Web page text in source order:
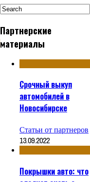
Партнерские
материалы
Срочный выкуп
автомобилей в
Новосибирске
Статьи от партнеров
13.09.2022
Покрышки авто: что